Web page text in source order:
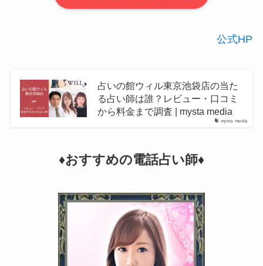
公式HP
mysta media
占いの館ウィル東京池袋店の当た
る占い師は誰？レビュー・口コミ
から料金まで調査 | mysta media
♦︎おすすめの電話占い師♦︎